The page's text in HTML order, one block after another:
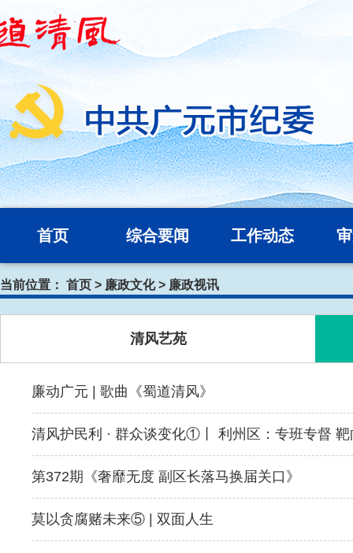
首页 综合要闻 工作动态
当前位置： 首页 > 廉政文化> 廉政视讯
清风艺苑
廉动广元 | 歌曲《蜀道清风》
清风护民利 · 群众谈变化①丨 利州区：专班专督
第372期《奢靡无度 副区长落马换届关口》
莫以贪腐赌未来⑤ | 双面人生